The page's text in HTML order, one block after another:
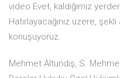
video Evet, kaldığımız
Hatırlayacağınız üzere,
konuşuyoruz.
Mehmet Altundiş, S. Mehmet